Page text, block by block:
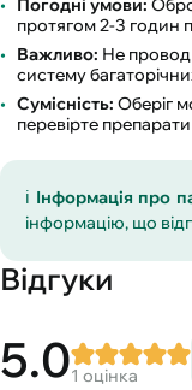
Погодні умови:
протягом 2-3 годин
Важливо: Не
систему
Сумісність: Оберіг
перевірте препарати
ℹ️ Інформація про
інформацію, що
Відгуки
5.01 оцінка